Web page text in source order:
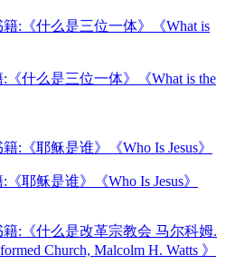
什么是三位一体》《What is the
耶稣是谁》《Who Is Jesus》